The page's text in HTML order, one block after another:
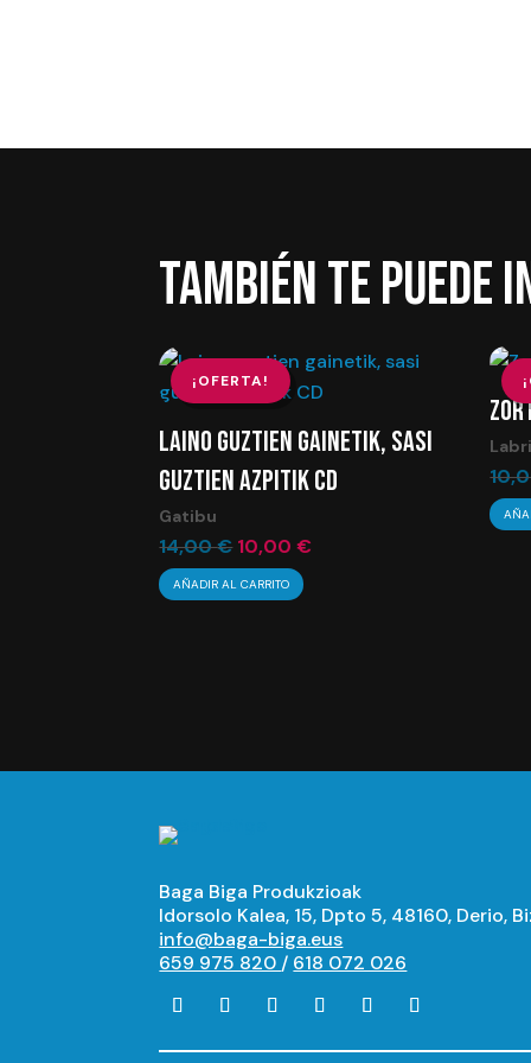
TAMBIÉN TE PUEDE
¡OFERTA!
LAINO GUZTIEN GAINETIK, SASI
GUZTIEN AZPITIK CD
Gatibu
14,00€ El
precio
original
10,00€
AÑADIR AL CARRITO
Baga Biga Produkzioak
Idorsolo Kalea, 15, Dpto 5, 48160, Derio,
info@baga-biga.eus
659 975 820 / 618 072 026